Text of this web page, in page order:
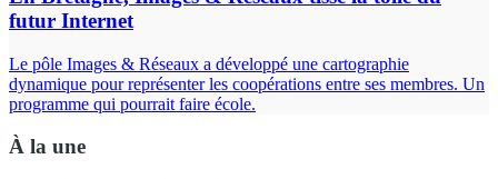
futur Internet
Le pôle Images & Réseaux a développé une cartographie
dynamique pour représenter les coopérations entre ses membres. Un
programme qui pourrait faire école.
À la une